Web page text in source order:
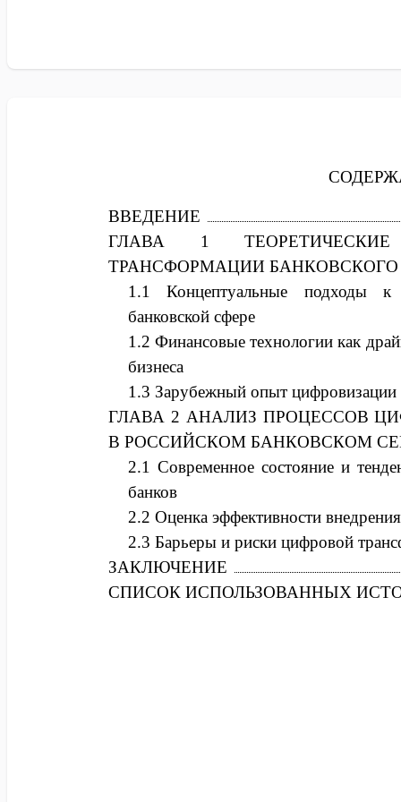
ВВЕДЕНИЕ
ГЛАВА 1
ТРАНСФОРМАЦИИ БАНКОВСКОГО
1.1 Концептуальные подходы
банковской сфере
1.2 Финансовые технологии как
бизнеса
1.3 Зарубежный опыт цифровизации
ГЛАВА 2 АНАЛИЗ ПРОЦЕССОВ
В РОССИЙСКОМ БАНКОВСКОМ
2.1 Современное состояние и
банков
2.2 Оценка эффективности
2.3 Барьеры и риски цифровой
ЗАКЛЮЧЕНИЕ
СПИСОК ИСПОЛЬЗОВАННЫХ